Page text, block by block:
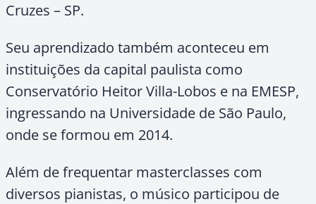
Cruzes – SP.
Seu aprendizado também aconteceu em
instituições da capital paulista como
Conservatório Heitor Villa-Lobos e na EMESP,
ingressando na Universidade de São Paulo,
onde se formou em 2014.
Além de frequentar masterclasses com
diversos pianistas, o músico participou de